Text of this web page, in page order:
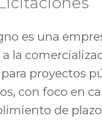
es una
la
proyectos
con foco en
de